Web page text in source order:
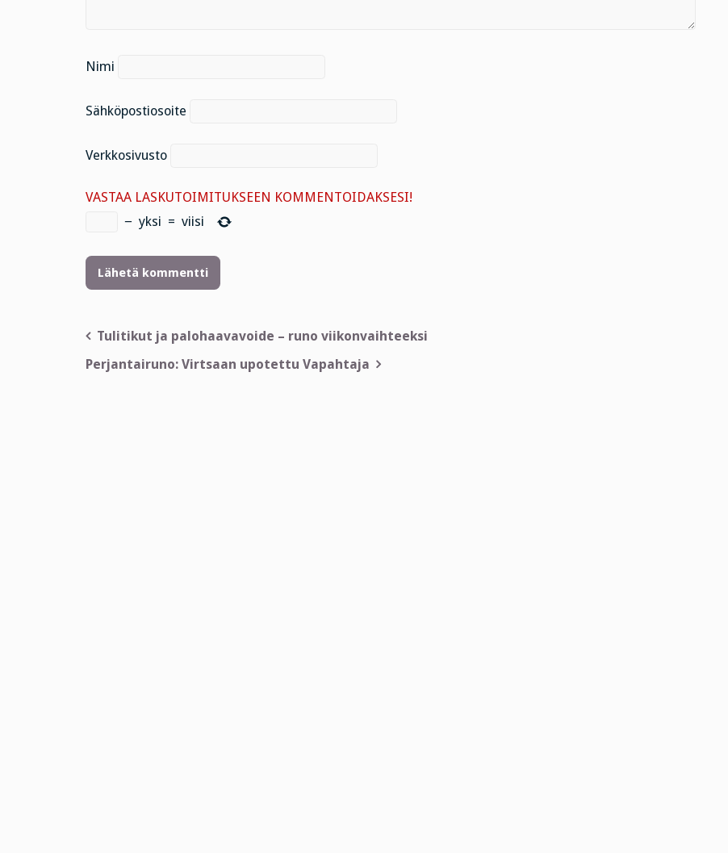
Nimi
Sähköpostiosoite
Verkkosivusto
VASTAA LASKUTOIMITUKSEEN KOMMENTOIDAKSESI!
− yksi = viisi
Artikkelien
selaus
Tulitikut ja palohaavavoide – runo viikonvaihteeksi
Perjantairuno: Virtsaan upotettu Vapahtaja